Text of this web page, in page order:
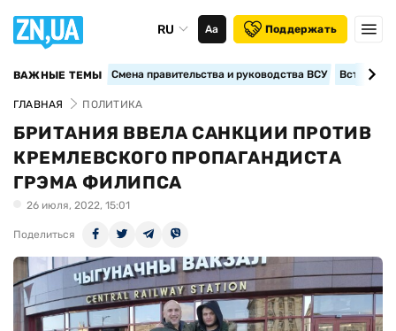
RU Аа Поддержать
ВАЖНЫЕ ТЕМЫ Смена правительства и руководства ВСУ
ГЛАВНАЯ ПОЛИТИКА
БРИТАНИЯ ВВЕЛА САНКЦИИ ПРОТИВ
КРЕМЛЕВСКОГО ПРОПАГАНДИСТА
ГРЭМА ФИЛИПСА
26 июля, 2022, 15:01
Поделиться